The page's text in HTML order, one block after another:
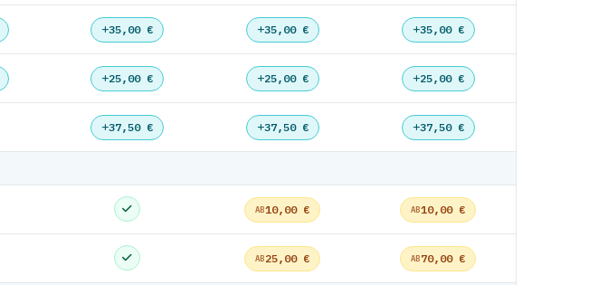
35,00 € 35,00 € 35,00 €
25,00 € 25,00 € 25,00 €
37,50 € 37,50 € 37,50 €
AB10,00 € AB10,00 €
AB25,00 € AB70,00 €